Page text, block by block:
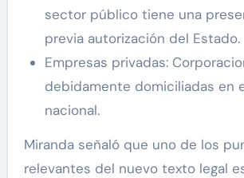
sector público tiene una
previa autorización del Estado.
Empresas privadas:
debidamente domiciliadas en
nacional.
Miranda señaló que uno de los
relevantes del nuevo texto legal